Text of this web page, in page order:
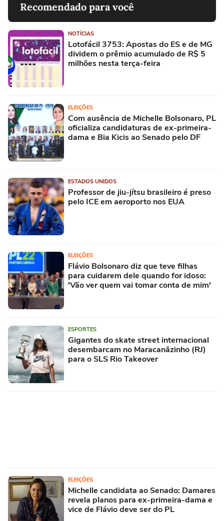
Recomendado para você
NOTÍCIAS
Lotofácil 3753: Apostas do ES e de MG
dividem o prêmio acumulado de R$ 5
milhões nesta terça-feira
ELEIÇÕES
Com ausência de Michelle Bolsonaro, PL
oficializa candidaturas de ex-primeira-
dama e Bia Kicis ao Senado pelo DF
ESTADOS UNIDOS
Professor de jiu-jítsu brasileiro é preso
pelo ICE em aeroporto nos EUA
ELEIÇÕES
Flávio Bolsonaro diz que teve filhas
para cuidarem dele quando for idoso:
'Vão ver quem vai tomar conta de mim'
ESPORTES
Gigantes do skate street internacional
desembarcam no Maracanãzinho (RJ)
para o SLS Rio Takeover
ELEIÇÕES
Michelle candidata ao Senado: Damares
revela planos para ex-primeira-dama e
vice de Flávio deve ser do PL